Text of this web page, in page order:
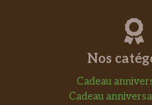
Nos
Cadeau
Cadeau